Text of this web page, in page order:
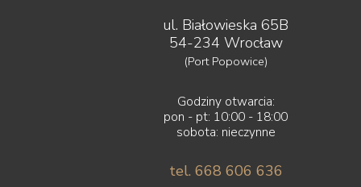
ul. Białowieska 65B
54-234 Wrocław
(Port Popowice)
Godziny otwarcia:
pon - pt: 10:00 - 18:00
sobota: nieczynne
tel. 668 606 636